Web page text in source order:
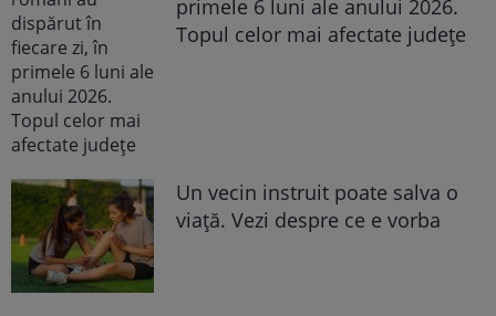
primele 6 luni ale anului 2026.
Topul celor mai afectate județe
Un vecin instruit poate salva o
viață. Vezi despre ce e vorba